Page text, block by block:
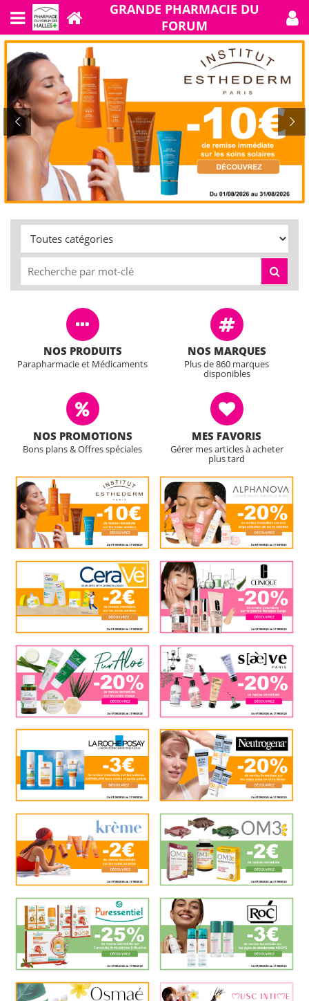
GRANDE PHARMACIE DU
FORUM
NOS PRODUITS
Parapharmacie et Médicaments
NOS MARQUES
Plus de 860 marques
disponibles
NOS PROMOTIONS
Bons plans & Offres spéciales
MES FAVORIS
Gérer mes articles à acheter
plus tard